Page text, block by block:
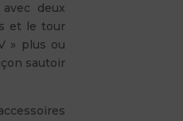
deux
et le tour
» plus ou
sautoir